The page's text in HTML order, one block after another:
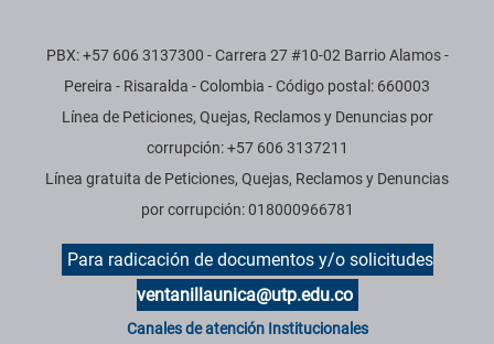
PBX: +57 606 3137300 - Carrera 27 #10-02 Barrio Alamos -
Pereira - Risaralda - Colombia - Código postal: 660003
Línea de Peticiones, Quejas, Reclamos y Denuncias por
corrupción: +57 606 3137211
Línea gratuita de Peticiones, Quejas, Reclamos y Denuncias
por corrupción: 018000966781
Para radicación de documentos y/o solicitudes
ventanillaunica@utp.edu.co
Canales de atención Institucionales